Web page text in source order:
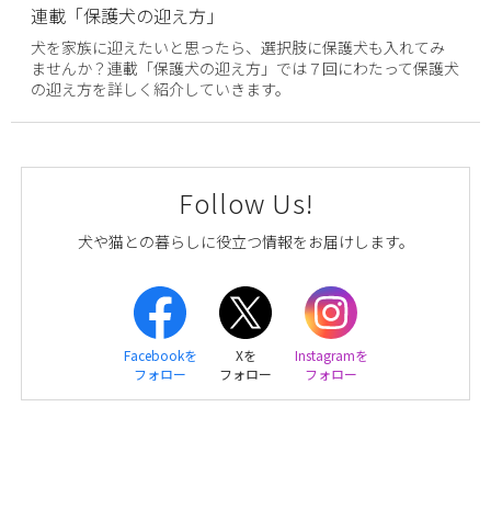
連載「保護犬の迎え方」
犬を家族に迎えたいと思ったら、選択肢に保護犬も入れてみ
ませんか？連載「保護犬の迎え方」では７回にわたって保護犬
の迎え方を詳しく紹介していきます。
Follow Us!
犬や猫との暮らしに役立つ情報をお届けします。
Facebookを
フォロー
Xを
フォロー
Instagramを
フォロー